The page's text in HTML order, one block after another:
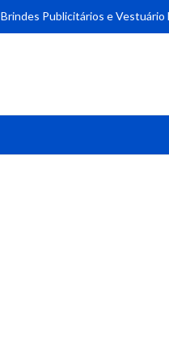
Brindes Publicitários e Vestuário